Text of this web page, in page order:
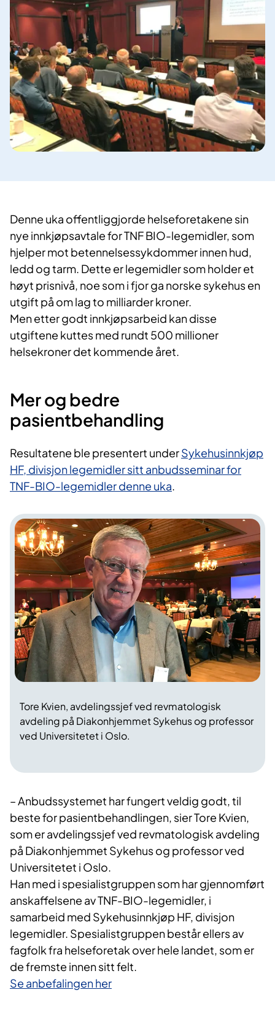
Denne uka offentliggjorde helseforetakene sin
nye innkjøpsavtale for TNF BIO-legemidler, som
hjelper mot betennelsessykdommer innen hud,
ledd og tarm. Dette er legemidler som holder et
høyt prisnivå, noe som i fjor ga norske sykehus en
utgift på om lag to milliarder kroner.
Men etter godt innkjøpsarbeid kan disse
utgiftene kuttes med rundt 500 millioner
helsekroner det kommende året.
Mer og bedre
pasientbehandling
Resultatene ble presentert underSykehusinnkjøp
HF, divisjon legemidler sitt anbudsseminar for
TNF-BIO-legemidler denne uka.
Tore Kvien, avdelingssjef ved revmatologisk
avdeling på Diakonhjemmet Sykehus og professor
ved Universitetet i Oslo.
– Anbudssystemet har fungert veldig godt, til
beste for pasientbehandlingen, sier Tore Kvien,
som er avdelingssjef ved revmatologisk avdeling
på Diakonhjemmet Sykehus og professor ved
Universitetet i Oslo.
Han med i spesialistgruppen som har gjennomført
anskaffelsene av TNF-BIO-legemidler, i
samarbeid med Sykehusinnkjøp HF, divisjon
legemidler. Spesialistgruppen består ellers av
fagfolk fra helseforetak over hele landet, som er
de fremste innen sitt felt.
Se anbefalingen her